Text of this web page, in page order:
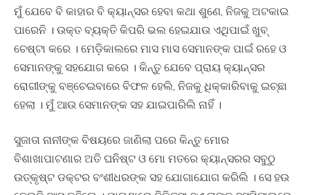
ମୁଁ ଯେବେ ବି କାହାର ବି କ୍ୟାନ୍ସର ହେବା କଥା ଶୁଣେ, ନିଜକୁ ଅଟକାଇ
ପାରେନି । ଉକ୍ତ ବ୍ୟକ୍ତି କିପରି ଭଲ ହେଇଯାଉ ଏଥିପାଇଁ ଖୁବ୍
ଚେଷ୍ଟା କରେ । ମେଡ଼ିକାଲରେ ମାସ ମାସ ସେମାନଙ୍କ ପାଇଁ ରହେ ଓ
ସେମାନଙ୍କୁ ସହଯୋଗ କରେ । କିନ୍ତୁ ଯେବେ ପ୍ରାୟ କ୍ୟାନ୍ସର
ରୋଗୀଙ୍କୁ ବଞ୍ଚେଇବାରେ ବିଫଳ ହେଲି, ନିଜକୁ ଧିକ୍କାରିବାକୁ ଇଚ୍ଛା
ହେଲା । ମୁଁ ଆଉ ସେମାନଙ୍କ ସହ ଯାଇପାରିଲି ନାହିଁ ।
ସୁଜାତା ନାନୀଙ୍କ ବିଷୟରେ ଜାଣିଲା ପରେ କିନ୍ତୁ ମୋର
ବିଶାଖାପାଟଣାର ଅତି ଘନିଷ୍ଟ ଓ ମୋ ମତରେ କ୍ୟାନ୍ସରର ସବୁଠୁ
ଉତ୍କୃଷ୍ଟ ଡକ୍ଟର ବଂଶୀଧରଙ୍କ ସହ ଯୋଗାଯୋଗ କରିଲି । ସେ ହଉ